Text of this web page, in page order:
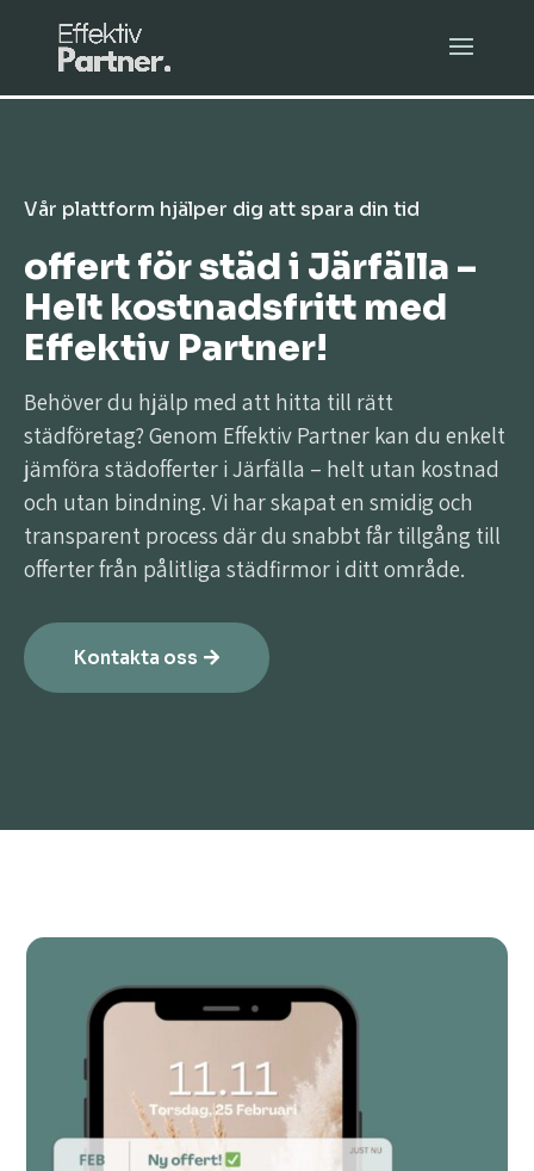
Vår plattform hjälper dig att spara din tid
offert för städ i Järfälla –
Helt kostnadsfritt med
Effektiv Partner!
Behöver du hjälp med att hitta till rätt
städföretag? Genom Effektiv Partner kan du enkelt
jämföra städofferter i Järfälla – helt utan kostnad
och utan bindning. Vi har skapat en smidig och
transparent process där du snabbt får tillgång till
offerter från pålitliga städfirmor i ditt område.
Kontakta oss